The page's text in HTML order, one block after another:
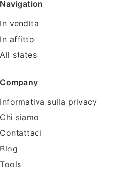
Navigation
In vendita
In affitto
All states
Company
Informativa sulla privacy
Chi siamo
Contattaci
Blog
Tools